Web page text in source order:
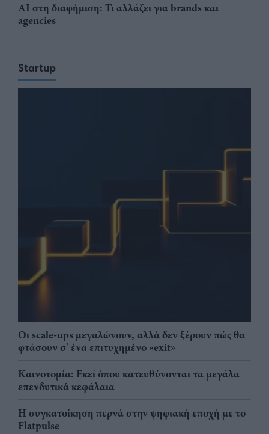
AI στη διαφήμιση: Τι αλλάζει για brands και
agencies
Startup
Οι scale-ups μεγαλώνουν, αλλά δεν ξέρουν πώς θα
φτάσουν σ' ένα επιτυχημένο «exit»
Καινοτομία: Εκεί όπου κατευθύνονται τα μεγάλα
επενδυτικά κεφάλαια
Η συγκατοίκηση περνά στην ψηφιακή εποχή με το
Flatpulse